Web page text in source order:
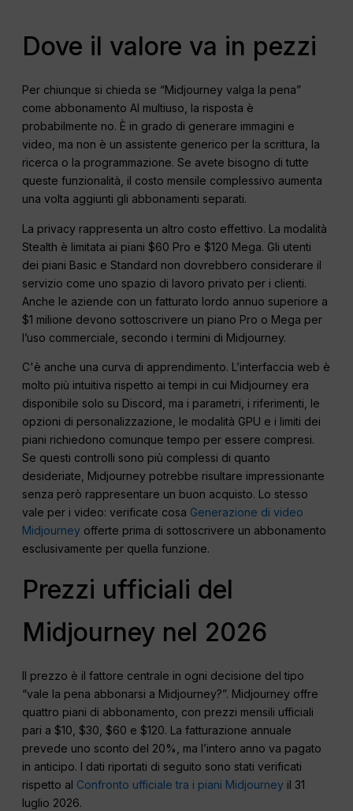
Dove il valore va in pezzi
Per chiunque si chieda se “Midjourney valga la pena”
come abbonamento AI multiuso, la risposta è
probabilmente no. È in grado di generare immagini e
video, ma non è un assistente generico per la scrittura, la
ricerca o la programmazione. Se avete bisogno di tutte
queste funzionalità, il costo mensile complessivo aumenta
una volta aggiunti gli abbonamenti separati.
La privacy rappresenta un altro costo effettivo. La modalità
Stealth è limitata ai piani $60 Pro e $120 Mega. Gli utenti
dei piani Basic e Standard non dovrebbero considerare il
servizio come uno spazio di lavoro privato per i clienti.
Anche le aziende con un fatturato lordo annuo superiore a
$1 milione devono sottoscrivere un piano Pro o Mega per
l’uso commerciale, secondo i termini di Midjourney.
C'è anche una curva di apprendimento. L’interfaccia web è
molto più intuitiva rispetto ai tempi in cui Midjourney era
disponibile solo su Discord, ma i parametri, i riferimenti, le
opzioni di personalizzazione, le modalità GPU e i limiti dei
piani richiedono comunque tempo per essere compresi.
Se questi controlli sono più complessi di quanto
desideriate, Midjourney potrebbe risultare impressionante
senza però rappresentare un buon acquisto. Lo stesso
vale per i video: verificate cosa Generazione di video
Midjourney offerte prima di sottoscrivere un abbonamento
esclusivamente per quella funzione.
Prezzi ufficiali del
Midjourney nel 2026
Il prezzo è il fattore centrale in ogni decisione del tipo
“vale la pena abbonarsi a Midjourney?”. Midjourney offre
quattro piani di abbonamento, con prezzi mensili ufficiali
pari a $10, $30, $60 e $120. La fatturazione annuale
prevede uno sconto del 20%, ma l’intero anno va pagato
in anticipo. I dati riportati di seguito sono stati verificati
rispetto al Confronto ufficiale tra i piani Midjourney il 31
luglio 2026.